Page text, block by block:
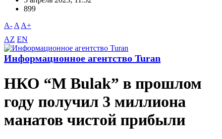
899
A- A A+
AZ EN
Информационное агентство Turan
НКО “M Bulak” в прошлом
году получил 3 миллиона
манатов чистой прибыли